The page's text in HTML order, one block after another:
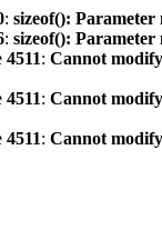
: sizeof():
: sizeof():
4511: Cannot
4511: Cannot
4511: Cannot